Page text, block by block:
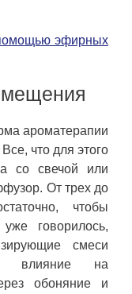
эфирных
ароматерапии
что для этого
со свечой или
От трех до
чтобы
говорилось,
смеси
влияние на
обоняние и